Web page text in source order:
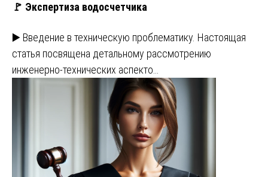
🚩 Экспертиза водосчетчика
▶️ Введение в техническую проблематику. Настоящая
статья посвящена детальному рассмотрению
инженерно-технических аспекто…